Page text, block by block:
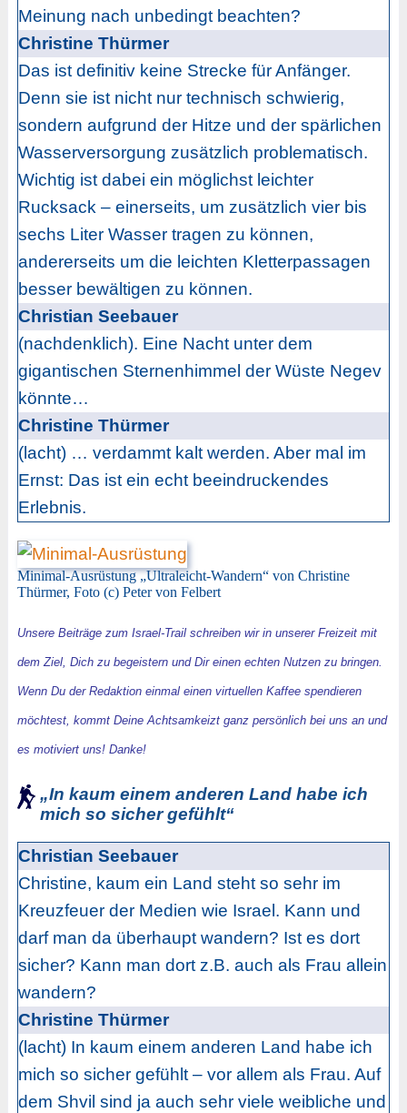
Meinung nach unbedingt beachten?
Christine Thürmer
Das ist definitiv keine Strecke für Anfänger.
Denn sie ist nicht nur technisch schwierig,
sondern aufgrund der Hitze und der spärlichen
Wasserversorgung zusätzlich problematisch.
Wichtig ist dabei ein möglichst leichter
Rucksack – einerseits, um zusätzlich vier bis
sechs Liter Wasser tragen zu können,
andererseits um die leichten Kletterpassagen
besser bewältigen zu können.
Christian Seebauer
(nachdenklich). Eine Nacht unter dem
gigantischen Sternenhimmel der Wüste Negev
könnte…
Christine Thürmer
(lacht) … verdammt kalt werden. Aber mal im
Ernst: Das ist ein echt beeindruckendes
Erlebnis.
Minimal-Ausrüstung „Ultraleicht-Wandern“ von Christine
Thürmer, Foto (c) Peter von Felbert
Unsere Beiträge zum Israel-Trail schreiben wir in unserer Freizeit mit
dem Ziel, Dich zu begeistern und Dir einen echten Nutzen zu bringen.
Wenn Du der Redaktion einmal einen virtuellen Kaffee spendieren
möchtest, kommt Deine Achtsamkeizt ganz persönlich bei uns an und
es motiviert uns! Danke!
„In kaum einem anderen Land habe ich
mich so sicher gefühlt“
Christian Seebauer
Christine, kaum ein Land steht so sehr im
Kreuzfeuer der Medien wie Israel. Kann und
darf man da überhaupt wandern? Ist es dort
sicher? Kann man dort z.B. auch als Frau allein
wandern?
Christine Thürmer
(lacht) In kaum einem anderen Land habe ich
mich so sicher gefühlt – vor allem als Frau. Auf
dem Shvil sind ja auch sehr viele weibliche und